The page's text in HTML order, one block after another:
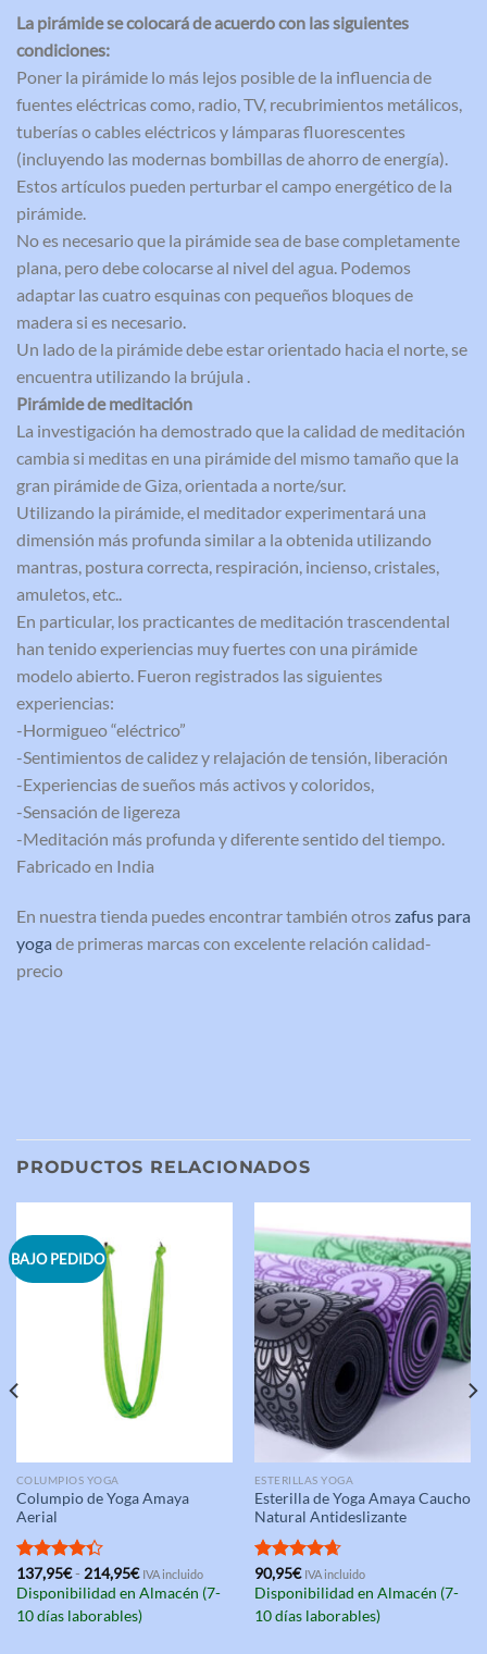
La pirámide se colocará de acuerdo con las siguientes
condiciones:
Poner la pirámide lo más lejos posible de la influencia de
fuentes eléctricas como, radio, TV, recubrimientos metálicos,
tuberías o cables eléctricos y lámparas fluorescentes
(incluyendo las modernas bombillas de ahorro de energía).
Estos artículos pueden perturbar el campo energético de la
pirámide.
No es necesario que la pirámide sea de base completamente
plana, pero debe colocarse al nivel del agua. Podemos
adaptar las cuatro esquinas con pequeños bloques de
madera si es necesario.
Un lado de la pirámide debe estar orientado hacia el norte, se
encuentra utilizando la brújula .
Pirámide de meditación
La investigación ha demostrado que la calidad de meditación
cambia si meditas en una pirámide del mismo tamaño que la
gran pirámide de Giza, orientada a norte/sur.
Utilizando la pirámide, el meditador experimentará una
dimensión más profunda similar a la obtenida utilizando
mantras, postura correcta, respiración, incienso, cristales,
amuletos, etc..
En particular, los practicantes de meditación trascendental
han tenido experiencias muy fuertes con una pirámide
modelo abierto. Fueron registrados las siguientes
experiencias:
-Hormigueo “eléctrico”
-Sentimientos de calidez y relajación de tensión, liberación
-Experiencias de sueños más activos y coloridos,
-Sensación de ligereza
-Meditación más profunda y diferente sentido del tiempo.
Fabricado en India
En nuestra tienda puedes encontrar también otroszafus para
yoga de primeras marcas con excelente relación calidad-
precio
PRODUCTOS RELACIONADOS
BAJO PEDIDO
COLUMPIOS YOGA
Columpio de Yoga Amaya
Aerial
Valorado
con4.33
de 5
137,95€ - 214,95€Rango
de
precios:
desde
137,95€
IVA incluido
Disponibilidad en Almacén (7-
10 días laborables)
ESTERILLAS YOGA
Esterilla de Yoga Amaya Caucho
Natural Antideslizante
Valorado
con4.67
de 5
90,95€ IVA incluido
Disponibilidad en Almacén (7-
10 días laborables)